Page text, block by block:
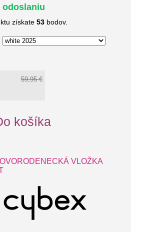
odoslaniu
získate 53 bodov.
59,95 €
košíka
VLOŽKA